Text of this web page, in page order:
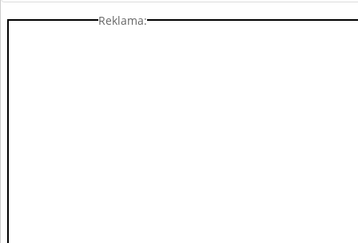
Reklama: